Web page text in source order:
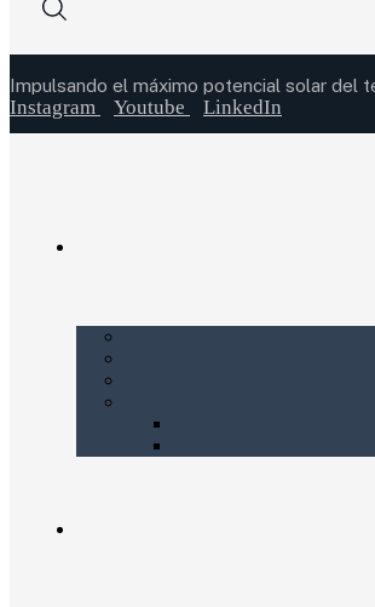
Impulsando el máximo potencial solar del
Instagram Youtube LinkedIn